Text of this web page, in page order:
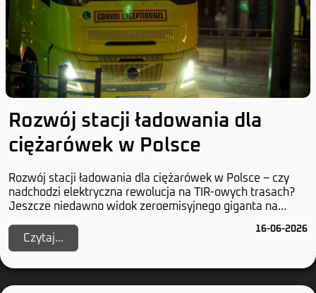
Rozwój stacji ładowania dla
ciężarówek w Polsce
Rozwój stacji ładowania dla ciężarówek w Polsce – czy
nadchodzi elektryczna rewolucja na TIR-owych trasach?
Jeszcze niedawno widok zeroemisyjnego giganta na
Czytaj...
16-06-2026